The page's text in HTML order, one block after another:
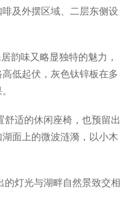
及外摆区域、二层东侧设
韵味又略显独特的魅力，
低起伏，灰色钛锌板在多
适的休闲座椅，也预留出
面上的微波涟漪，以小木
灯光与湖畔自然景致交相